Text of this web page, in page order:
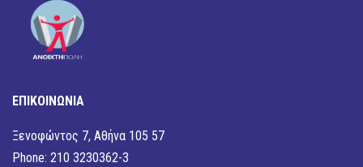
ΕΠΙΚΟΙΝΩΝΙΑ
Ξενοφώντος 7, Αθήνα 105 57
Phone: 210 3230362-3